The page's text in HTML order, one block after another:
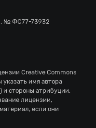
№ ФС77-73932
Creative Commons
имя автора
и стороны атрибуции,
лицензии,
если они